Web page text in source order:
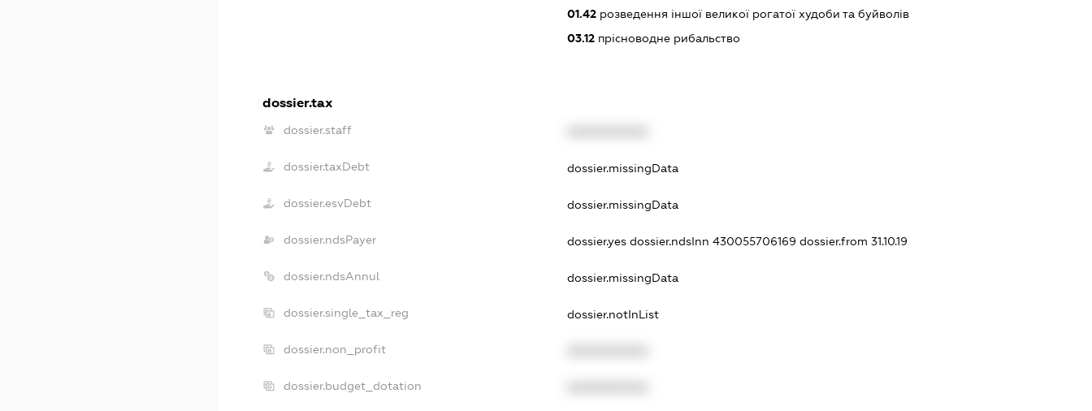
01.42розведення іншої великої рогатої худоби та буйволів
03.12прісноводне рибальство
dossier.tax
dossier.staff
dossier.taxDebt dossier.missingData
dossier.esvDebt dossier.missingData
dossier.ndsPayer dossier.yes dossier.ndsInn 430055706169 dossier.from 31.10.19
dossier.ndsAnnul dossier.missingData
dossier.single_tax_reg dossier.notInList
dossier.non_profit
dossier.budget_dotation